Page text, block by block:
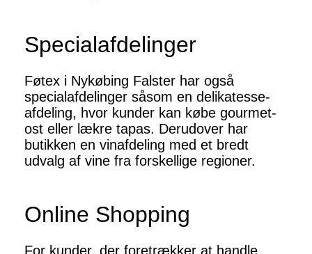
Specialafdelinger
Føtex i Nykøbing Falster har også
specialafdelinger såsom en delikatesse-
afdeling, hvor kunder kan købe gourmet-
ost eller lækre tapas. Derudover har
butikken en vinafdeling med et bredt
udvalg af vine fra forskellige regioner.
Online Shopping
For kunder, der foretrækker at handle